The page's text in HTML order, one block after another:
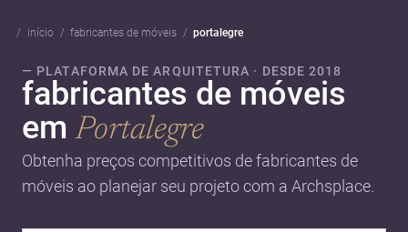
início fabricantes de móveis portalegre
— PLATAFORMA DE ARQUITETURA · DESDE 2018
fabricantes de móveis
emPortalegre
Obtenha preços competitivos de fabricantes de
móveis ao planejar seu projeto com a Archsplace.